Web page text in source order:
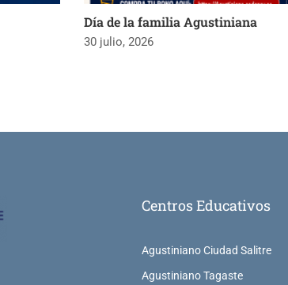
Día de la familia Agustiniana
30 julio, 2026
Centros Educativos
Agustiniano Ciudad Salitre
Agustiniano Tagaste